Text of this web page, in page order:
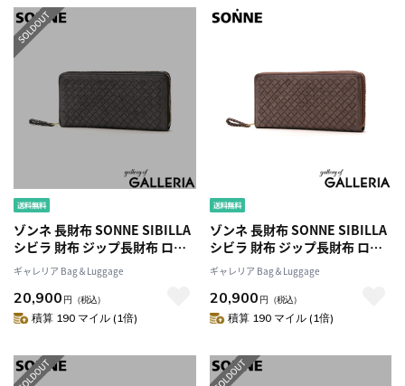
ゾンネ 長財布 SONNE SIBILLA
シビラ 財布 ジップ長財布 ロン
グウォレット レザー 革 ラウン
ドファスナー ファスナー 大容
量 カード入れ 多い 小銭入れ 仕
切り メッシュ メンズ レディー
ギャレリア Bag＆Luggage
20,900 円 （税込）
積算 190 マイル (1倍)
ゾンネ 長財布 SONNE SIBILLA
シビラ 財布 ジップ長財布 ロン
グウォレット レザー 革 ラウン
ドファスナー ファスナー 大容
量 カード入れ 多い 小銭入れ 仕
切り メッシュ メンズ レディー
ギャレリア Bag＆Luggage
20,900 円 （税込）
積算 190 マイル (1倍)